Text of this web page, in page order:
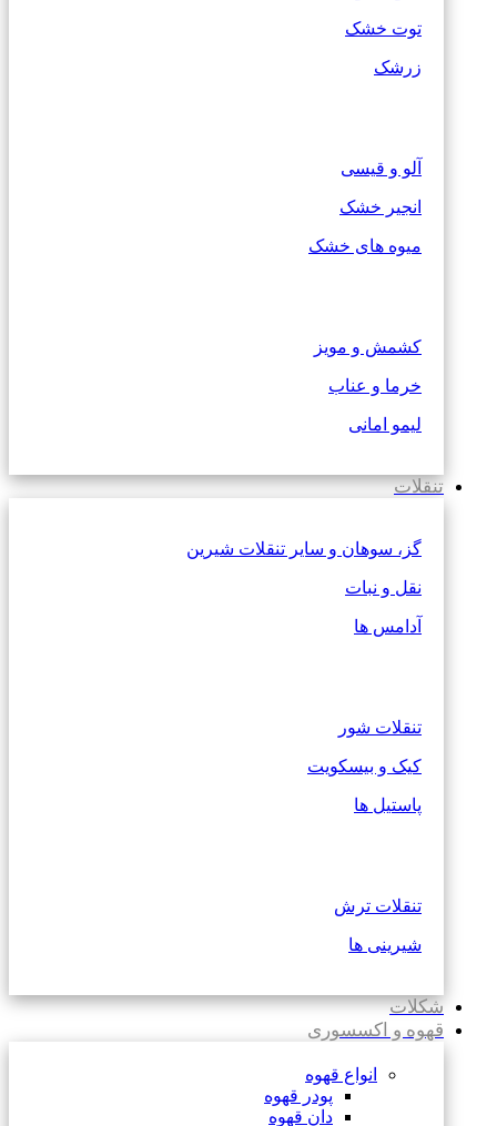
توت خشک
زرشک
آلو و قیسی
انجیر خشک
میوه های خشک
کشمش و مویز
خرما و عناب
لیمو امانی
تنقلات
گز، سوهان و سایر تنقلات شیرین
نقل و نبات
آدامس ها
تنقلات شور
کیک و بیسکویت
پاستیل ها
تنقلات ترش
شیرینی ها
شکلات
قهوه و اکسسوری
انواع قهوه
پودر قهوه
دان قهوه